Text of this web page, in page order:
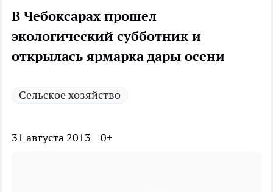
В Чебоксарах прошел
экологический субботник и
открылась ярмарка дары осени
Сельское хозяйство
31 августа 2013 0+